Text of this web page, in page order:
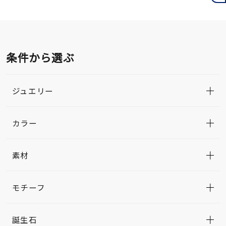
条件から選ぶ
ジュエリー
カラー
素材
モチーフ
誕生石